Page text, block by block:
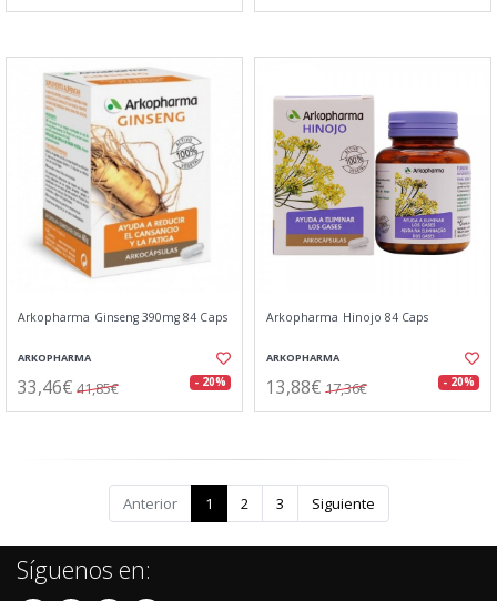
Arkopharma Ginseng 390mg 84 Caps
ARKOPHARMA
33,46€ 41,85€ - 20%
Arkopharma Hinojo 84 Caps
ARKOPHARMA
13,88€ 17,36€ - 20%
Anterior 1 2 3 Siguiente
Síguenos en: